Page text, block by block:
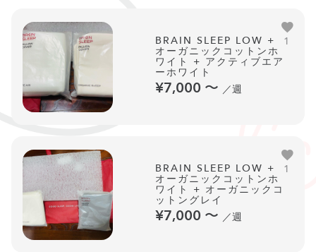
BRAIN SLEEP LOW +
オーガニックコットンホ
ワイト + アクティブエア
ーホワイト
¥7,000 〜 ／週
1
BRAIN SLEEP LOW +
オーガニックコットンホ
ワイト + オーガニックコ
ットングレイ
¥7,000 〜 ／週
1